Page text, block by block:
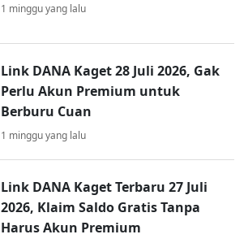
1 minggu yang lalu
Link DANA Kaget 28 Juli 2026, Gak
Perlu Akun Premium untuk
Berburu Cuan
1 minggu yang lalu
Link DANA Kaget Terbaru 27 Juli
2026, Klaim Saldo Gratis Tanpa
Harus Akun Premium